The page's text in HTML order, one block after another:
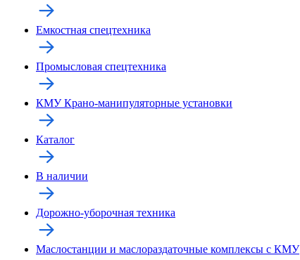
Емкостная спецтехника
Промысловая спецтехника
КМУ Крано-манипуляторные установки
Каталог
В наличии
Дорожно-уборочная техника
Маслостанции и маслораздаточные комплексы с КМУ